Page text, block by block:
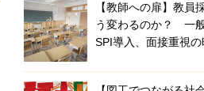
【教師への扉】教員
う変わるのか？ 一
SPI導入、面接重視の